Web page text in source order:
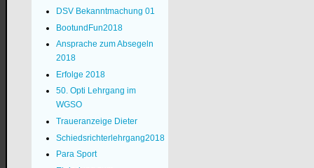
DSV Bekanntmachung 01
BootundFun2018
Ansprache zum Absegeln
2018
Erfolge 2018
50. Opti Lehrgang im
WGSO
Traueranzeige Dieter
Schiedsrichterlehrgang2018
Para Sport